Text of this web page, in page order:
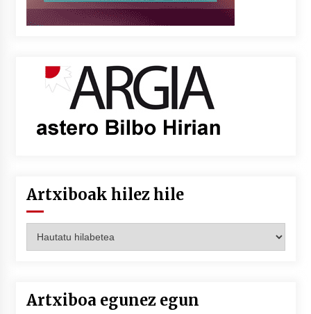
Artxiboak hilez hile
hilez
Artxiboa egunez egun